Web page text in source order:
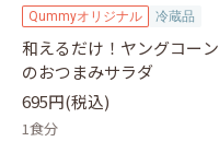
Qummyオリジナル 冷蔵品
和えるだけ！ヤングコーン
のおつまみサラダ
695円(税込)
1食分